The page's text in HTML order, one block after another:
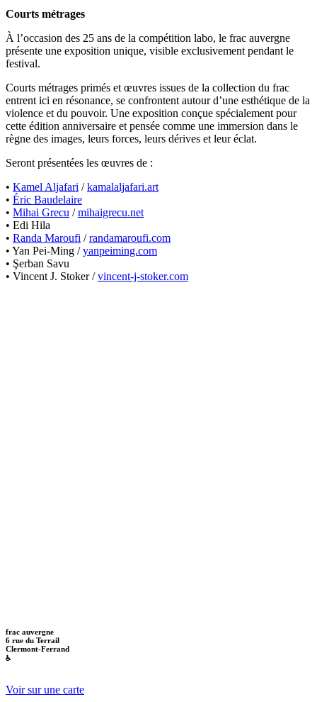
Courts métrages
À l’occasion des 25 ans de la compétition labo, le frac auvergne
présente une exposition unique, visible exclusivement pendant le
festival.
Courts métrages primés et œuvres issues de la collection du frac
entrent ici en résonance, se confrontent autour d’une esthétique de la
violence et du pouvoir. Une exposition conçue spécialement pour
cette édition anniversaire et pensée comme une immersion dans le
règne des images, leurs forces, leurs dérives et leur éclat.
Seront présentées les œuvres de :
• Kamel Aljafari /kamalaljafari.art
• Éric Baudelaire
• Mihai Grecu /mihaigrecu.net
• Edi Hila
• Randa Maroufi /randamaroufi.com
• Yan Pei-Ming /yanpeiming.com
• Şerban Savu
• Vincent J. Stoker /vincent-j-stoker.com
frac auvergne
6 rue du Terrail
Clermont-Ferrand
♿
Voir sur une carte